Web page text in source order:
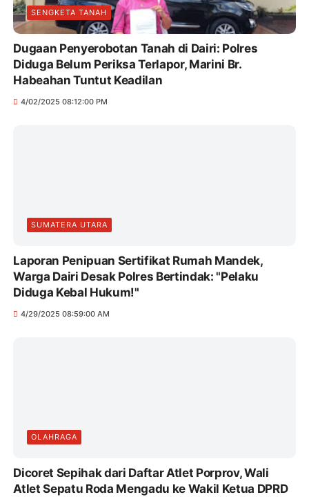
SENGKETA TANAH
Dugaan Penyerobotan Tanah di Dairi: Polres
Diduga Belum Periksa Terlapor, Marini Br.
Habeahan Tuntut Keadilan
4/02/2025 08:12:00 PM
SUMATERA UTARA
Laporan Penipuan Sertifikat Rumah Mandek,
Warga Dairi Desak Polres Bertindak: "Pelaku
Diduga Kebal Hukum!"
4/29/2025 08:59:00 AM
OLAHRAGA
Dicoret Sepihak dari Daftar Atlet Porprov, Wali
Atlet Sepatu Roda Mengadu ke Wakil Ketua DPRD